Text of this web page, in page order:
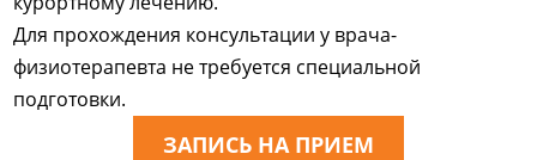
Для прохождения консультации у врача-
физиотерапевта не требуется специальной
подготовки.
ЗАПИСЬ НА ПРИЕМ